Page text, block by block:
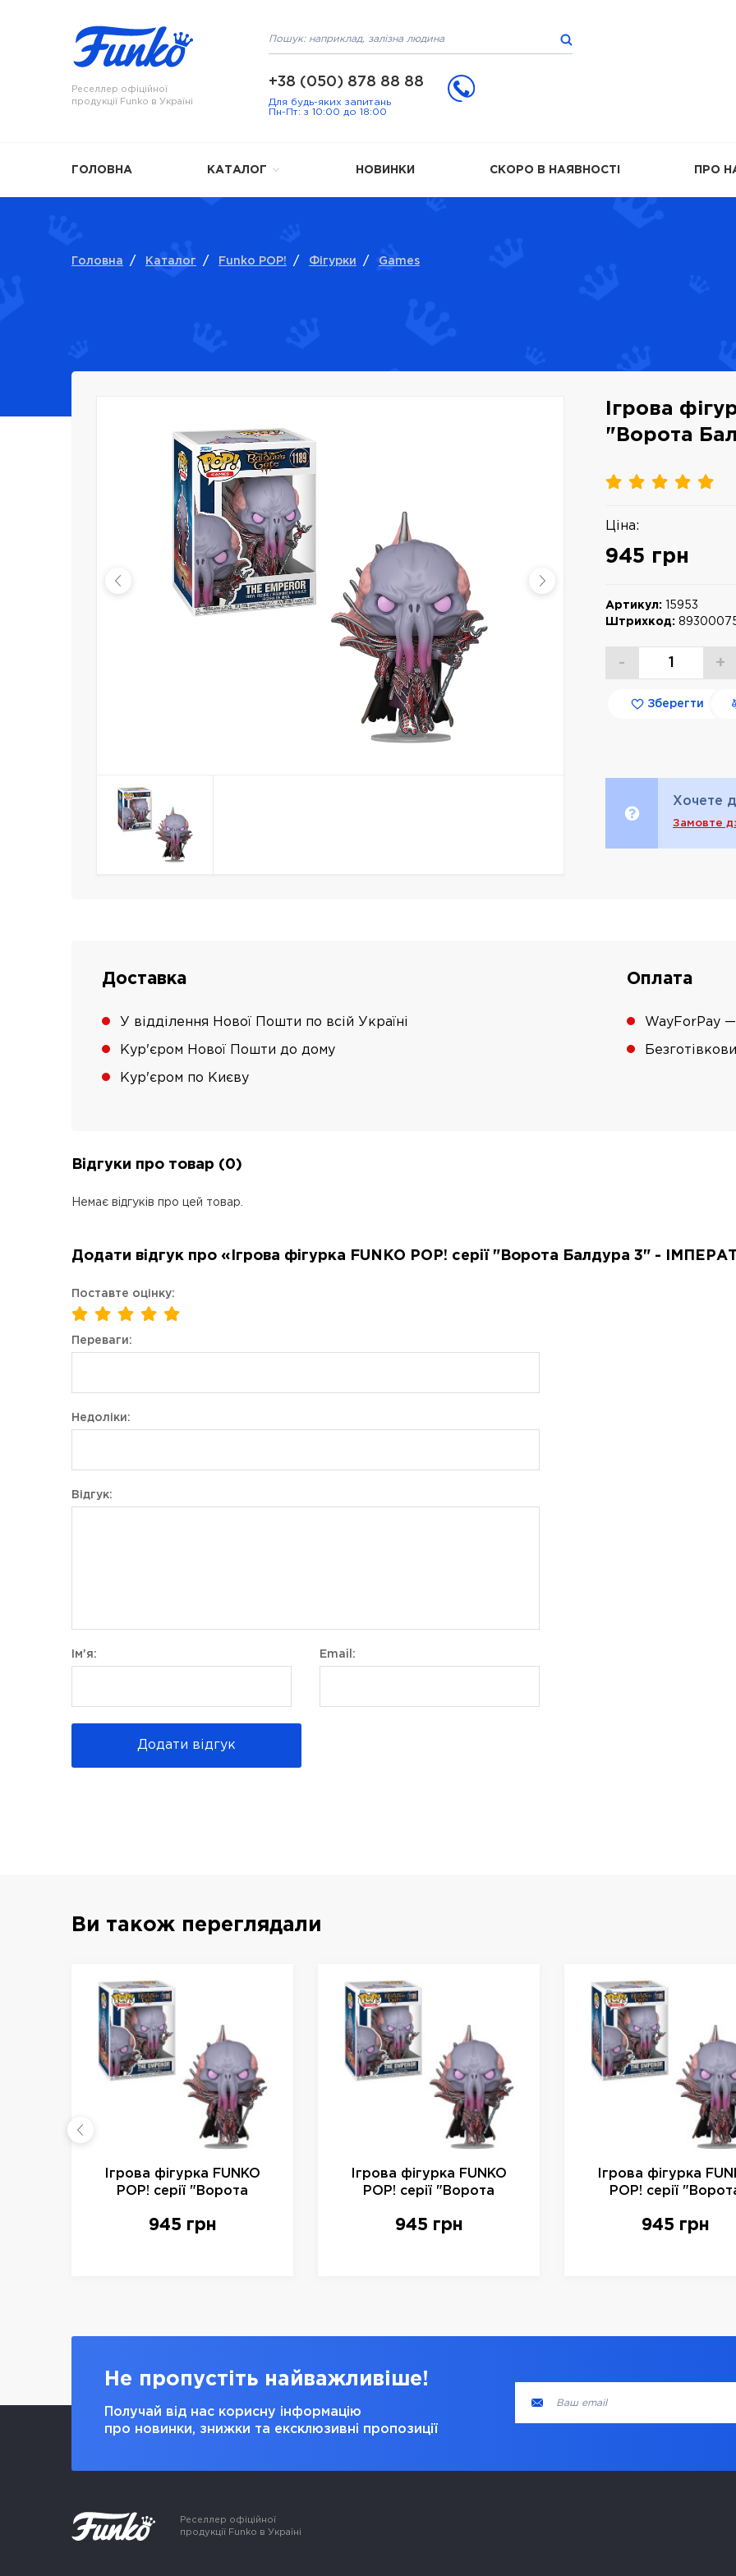
Реселлер офіційної
продукції Funko в Україні
+38 (050) 878 88 88
Для будь-яких запитань
Пн-Пт: з 10:00 до 18:00
ГОЛОВНА КАТАЛОГ НОВИНКИ СКОРО В НАЯВНОСТІ ПРО
Головна / Каталог / Funko POP! / Фігурки / Games
Ігрова
"Ворота
Ціна:
945 грн
Артикул:
15953
Штрихкод:
- +
Зберегти
Хочете
Замовте
Доставка
У відділення Нової Пошти по всій Україні
Кур'єром Нової Пошти до дому
Кур'єром по Києву
Оплата
WayForPay
Відгуки про товар (0)
Немає відгуків про цей товар.
Додати відгук про «Ігрова фігурка FUNKO POP! серії "Ворота Балдура 3" -
Поставте оцінку:
Переваги:
Недоліки:
Відгук:
Ім'я: Email:
Додати відгук
Ви також переглядали
Ігрова фігурка FUNKO
POP! серії "Ворота
945 грн
Ігрова фігурка FUNKO
POP! серії "Ворота
945 грн
Ігрова фігурка
POP! серії
945 грн
Не пропустіть найважливіше!
Получай від нас корисну інформацію
про новинки, знижки та ексклюзивні пропозиції
Реселлер офіційної
продукції Funko в Україні